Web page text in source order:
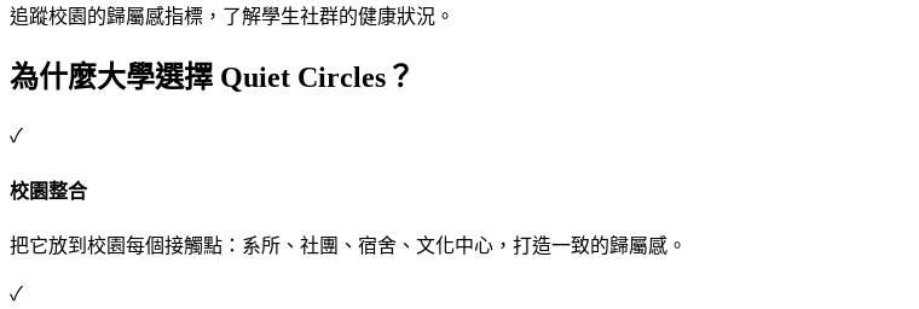
追蹤校園的歸屬感指標，了解學生社群的健康狀況。
為什麼大學選擇 Quiet Circles？
✓
校園整合
把它放到校園每個接觸點：系所、社團、宿舍、文化中心，打造一致的歸屬感。
✓